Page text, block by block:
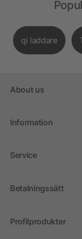
qi laddare
About us
Information
Service
Betalningssätt
Profilprodukter